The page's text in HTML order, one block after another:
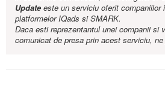
Updateeste un serviciu oferit companiilor
platformelor IQads si SMARK.
Daca esti reprezentantul unei companii si
comunicat de presa prin acest serviciu,